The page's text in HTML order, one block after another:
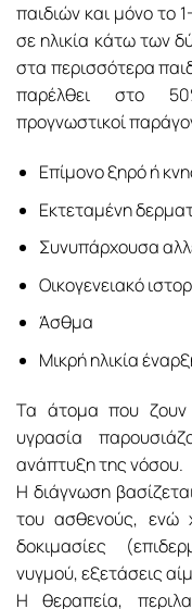
παιδιών και μόνο το
σε ηλικία κάτω των
στα περισσότερα
παρέλθει στο
προγνωστικοί
Επίμονο ξηρό ή
Εκτεταμένη
Συνυπάρχουσα
Οικογενειακό
Άσθμα
Μικρή ηλικία
Τα άτομα που ζουν
υγρασία
ανάπτυξη της νόσου.
Η διάγνωση
του ασθενούς, ενώ
δοκιμασίες
νυγμού, εξετάσεις
Η θεραπεία,